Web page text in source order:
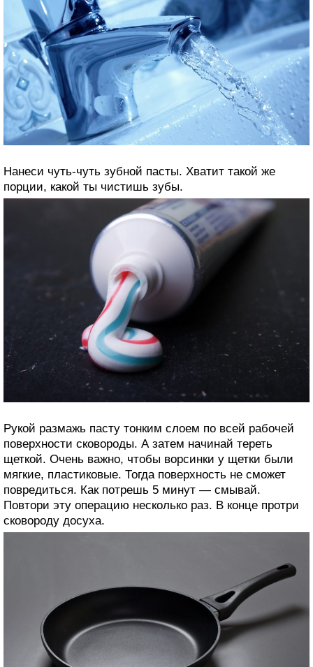
Нанеси чуть-чуть зубной пасты. Хватит такой же
порции, какой ты чистишь зубы.
Рукой размажь пасту тонким слоем по всей рабочей
поверхности сковороды. А затем начинай тереть
щеткой. Очень важно, чтобы ворсинки у щетки были
мягкие, пластиковые. Тогда поверхность не сможет
повредиться. Как потрешь 5 минут — смывай.
Повтори эту операцию несколько раз. В конце протри
сковороду досуха.